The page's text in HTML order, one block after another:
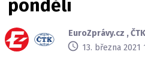
pondělí
EuroZprávy.cz ,ČTK
13. března 2021